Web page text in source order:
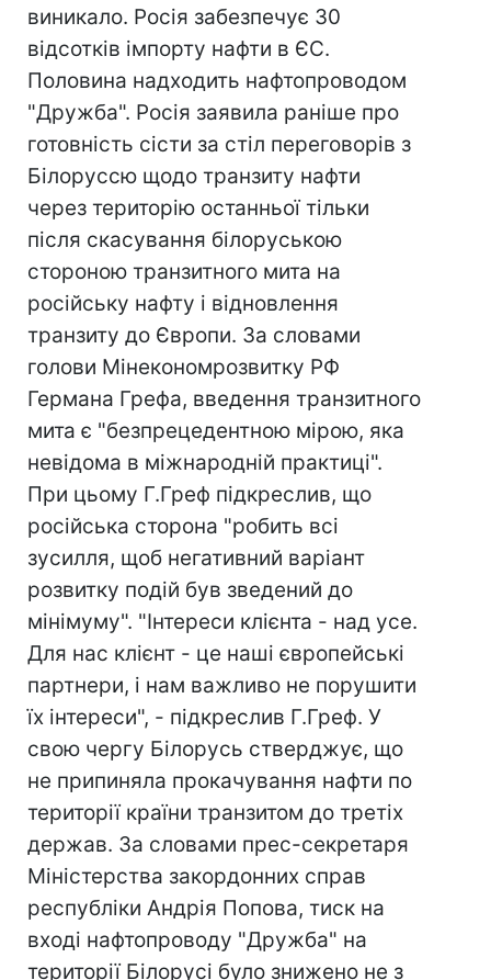
виникало. Росія забезпечує 30
відсотків імпорту нафти в ЄС.
Половина надходить нафтопроводом
"Дружба". Росія заявила раніше про
готовність сісти за стіл переговорів з
Білоруссю щодо транзиту нафти
через територію останньої тільки
після скасування білоруською
стороною транзитного мита на
російську нафту і відновлення
транзиту до Європи. За словами
голови Мінекономрозвитку РФ
Германа Грефа, введення транзитного
мита є "безпрецедентною мірою, яка
невідома в міжнародній практиці".
При цьому Г.Греф підкреслив, що
російська сторона "робить всі
зусилля, щоб негативний варіант
розвитку подій був зведений до
мінімуму". "Інтереси клієнта - над усе.
Для нас клієнт - це наші європейські
партнери, і нам важливо не порушити
їх інтереси", - підкреслив Г.Греф. У
свою чергу Білорусь стверджує, що
не припиняла прокачування нафти по
території країни транзитом до третіх
держав. За словами прес-секретаря
Міністерства закордонних справ
республіки Андрія Попова, тиск на
вході нафтопроводу "Дружба" на
території Білорусі було знижено не з